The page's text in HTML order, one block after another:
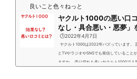
↓ 便通...
良いこと色々ねっと
ヤクルト1000の悪い口
なし・具合悪い・悪夢」
🕒️2022年4月7日
ヤクルト1000は2022年バズっています。
とTVやラジオやSNSでも発信していること
ますね。 売り切れも多いヤクルト1000で